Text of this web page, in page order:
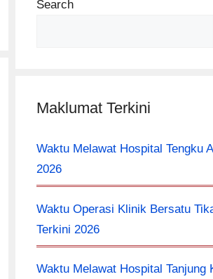
Search
Maklumat Terkini
Waktu Melawat Hospital Tengku
2026
Waktu Operasi Klinik Bersatu
Terkini 2026
Waktu Melawat Hospital Tanjung